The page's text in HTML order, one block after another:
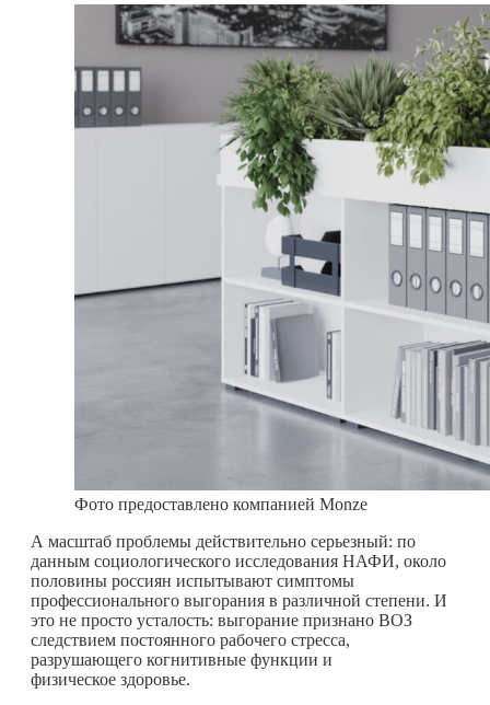
Фото предоставлено компанией Monze
А масштаб проблемы действительно серьезный: по
данным социологического исследования НАФИ, около
половины россиян испытывают симптомы
профессионального выгорания в различной степени. И
это не просто усталость: выгорание признано ВОЗ
следствием постоянного рабочего стресса,
разрушающего когнитивные функции и
физическое здоровье.